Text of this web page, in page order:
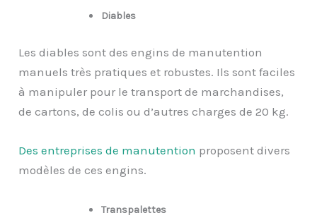
Diables
Les diables sont des engins de manutention
manuels très pratiques et robustes. Ils sont faciles
à manipuler pour le transport de marchandises,
de cartons, de colis ou d’autres charges de 20 kg.
Des entreprises de manutention proposent divers
modèles de ces engins.
Transpalettes